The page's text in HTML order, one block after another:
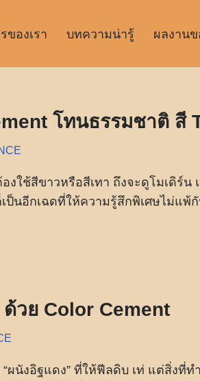
ของเรา บทความน่ารู้ ผลงานข
โทนธรรมชาติ สี
ใช้สีขาวหรือสีเทา ถึงจะดูโมเดิร์น
เป็นอีกเฉดที่ให้ความรู้สึกพิเศษไม่แพ้
วย Color Cement
ผนังอิฐแดง” ที่ให้ฟีลดิบ เท่ แต่สิ่งที่